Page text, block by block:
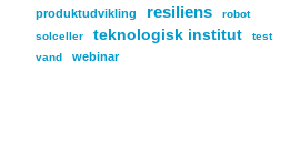
produktudvikling resiliens
robot
solceller
teknologisk institut
test
vand
webinar